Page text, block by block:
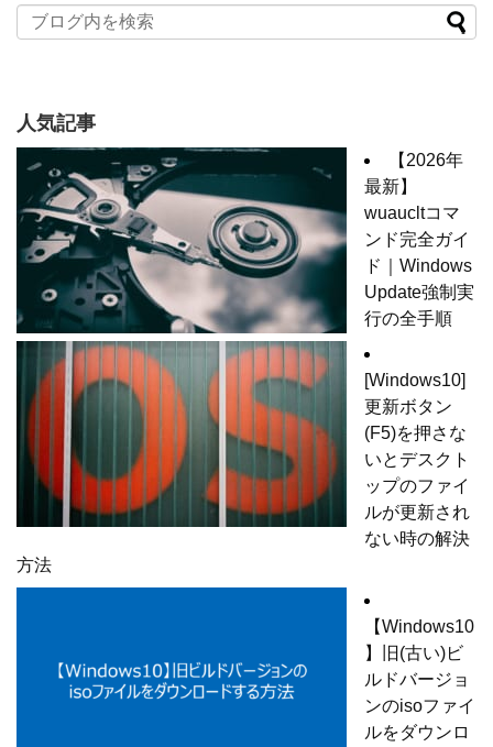
人気記事
【2026年
最新】
wuaucltコマ
ンド完全ガイ
ド｜Windows
Update強制実
行の全手順
[Windows10]
更新ボタン
(F5)を押さな
いとデスクト
ップのファイ
ルが更新され
ない時の解決
方法
【Windows10
】旧(古い)ビ
ルドバージョ
ンのisoファイ
ルをダウンロ